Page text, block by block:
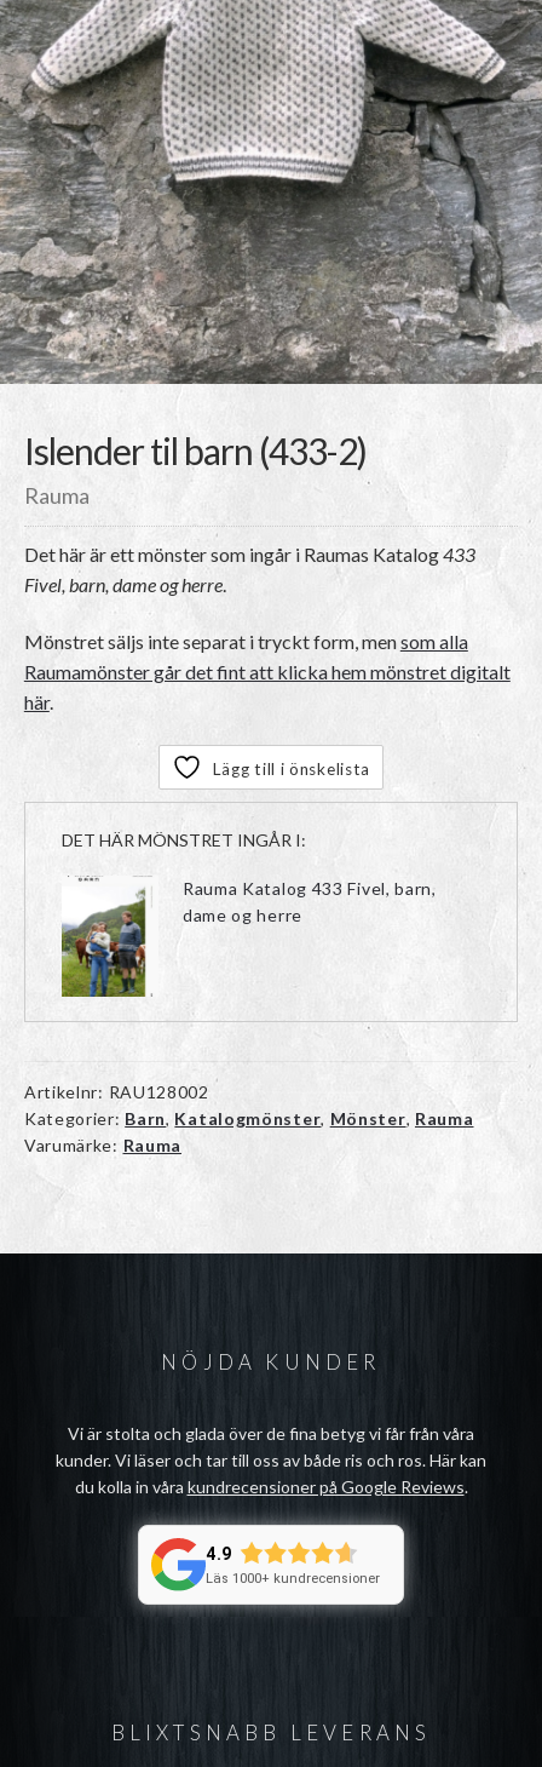
Islender til barn (433-2)
Rauma
Det här är ett mönster som ingår i Raumas Katalog433
Fivel, barn, dame og herre.
Mönstret säljs inte separat i tryckt form, mensom alla
Raumamönster går det fint att klicka hem mönstret digitalt
här.
Lägg till i önskelista
DET HÄR MÖNSTRET INGÅR I:
Rauma Katalog 433 Fivel, barn,
dame og herre
Artikelnr: RAU128002
Kategorier: Barn, Katalogmönster, Mönster, Rauma
Varumärke: Rauma
BLIXTSNABB LEVERANS
NÖJDA KUNDER
Vi är stolta och glada över de fina betyg vi får från våra
kunder. Vi läser och tar till oss av både ris och ros. Här kan
du kolla in våra kundrecensioner på Google Reviews.
4.9
Läs 1000+ kundrecensioner